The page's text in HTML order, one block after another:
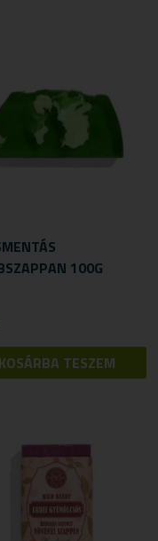
100G
KOSÁRBA TESZEM